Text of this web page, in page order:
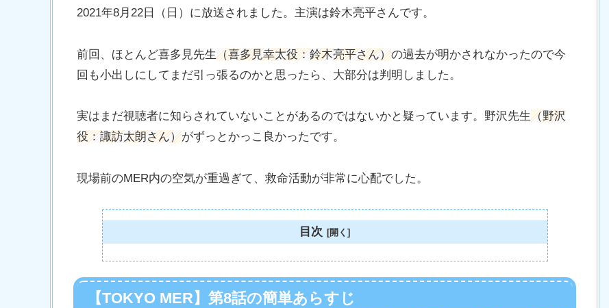
2021年8月22日（日）に放送されました。主演は鈴木亮平さんです。
前回、ほとんど喜多見先生（喜多見幸太役：鈴木亮平さん）の過去が明かされなかったので今
回も小出しにしてまだ引っ張るのかと思ったら、大部分は判明しました。
実はまだ視聴者に知らされていないことがあるのではないかと疑っています。野沢先生（野沢
役：諏訪太朗さん）がずっとかっこ良かったです。
現場前のMER内の空気が重過ぎて、救命活動が非常に心配でした。
目次
【TOKYO MER】第8話の簡単あらすじ